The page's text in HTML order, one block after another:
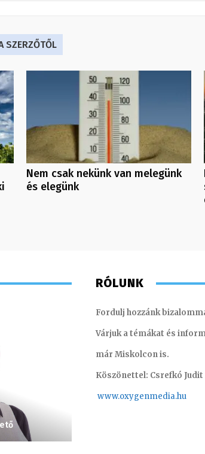
SZERZŐTŐL
Nem csak nekünk van melegünk
és elegünk
RÓLUNK
Fordulj hozzánk
Várjuk a témákat és
már Miskolcon is.
Köszönettel: Csrefkó Judit
www.oxygenmedia.hu